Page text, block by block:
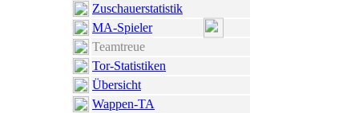
Zuschauerstatistik
MA-Spieler
Teamtreue
Tor-Statistiken
Übersicht
Wappen-TA